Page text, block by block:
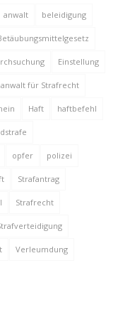
anwalt beleidigung
Einstellung
für Strafrecht
Haft haftbefehl
opfer polizei
Strafantrag
Strafrecht
Verleumdung